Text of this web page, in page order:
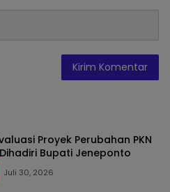
Proyek Perubahan PKN
Bupati Jeneponto
Juli 30, 2026